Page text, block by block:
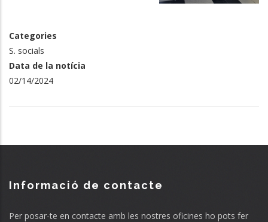
Categories
S. socials
Data de la notícia
02/14/2024
Informació de contacte
Per posar-te en contacte amb les nostres oficines ho pots fer